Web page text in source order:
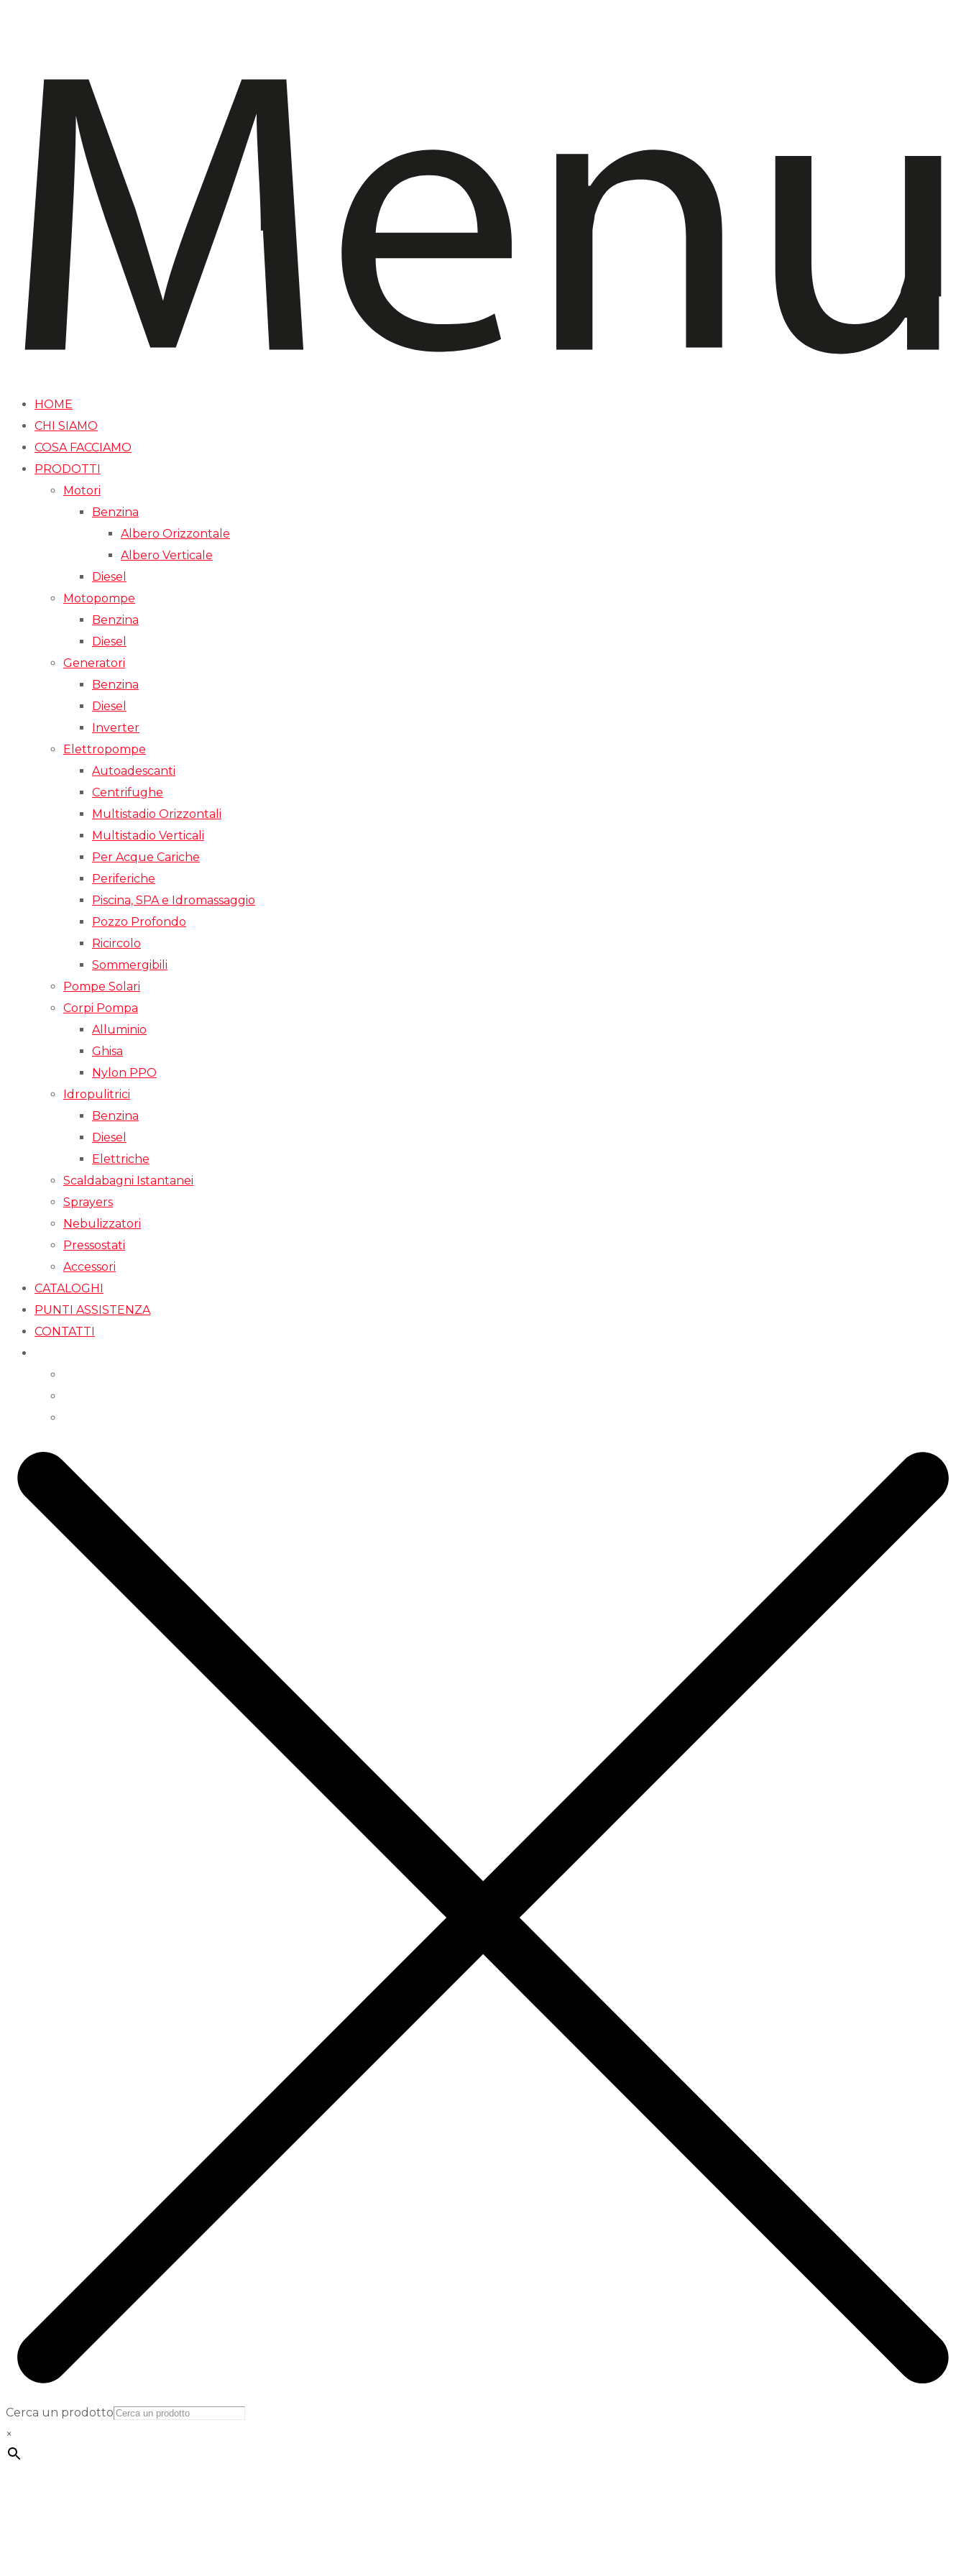
HOME
CHI SIAMO
COSA FACCIAMO
PRODOTTI
Motori
Benzina
Albero Orizzontale
Albero Verticale
Diesel
Motopompe
Benzina
Diesel
Generatori
Benzina
Diesel
Inverter
Elettropompe
Autoadescanti
Centrifughe
Multistadio Orizzontali
Multistadio Verticali
Per Acque Cariche
Periferiche
Piscina, SPA e Idromassaggio
Pozzo Profondo
Ricircolo
Sommergibili
Pompe Solari
Corpi Pompa
Alluminio
Ghisa
Nylon PPO
Idropulitrici
Benzina
Diesel
Elettriche
Scaldabagni Istantanei
Sprayers
Nebulizzatori
Pressostati
Accessori
CATALOGHI
PUNTI ASSISTENZA
CONTATTI
Cerca un prodotto
×